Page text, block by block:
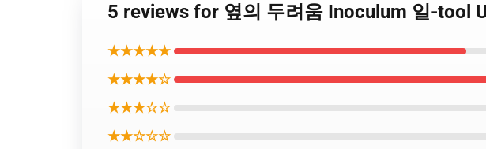
5 reviews for 옆의 두려움 Inoculum 일-tool
★★★★★
★★★★☆
★★★☆☆
★★☆☆☆